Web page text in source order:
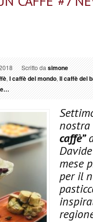
Scritto dasimone
,I caffè del mondo,Il caffè del
e…
nostra
caffè”
mese
per il